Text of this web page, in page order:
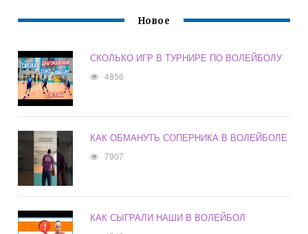
Новое
СКОЛЬКО ИГР В ТУРНИРЕ ПО ВОЛЕЙБОЛУ
4856
КАК ОБМАНУТЬ СОПЕРНИКА В ВОЛЕЙБОЛЕ
7907
КАК СЫГРАЛИ НАШИ В ВОЛЕЙБОЛ